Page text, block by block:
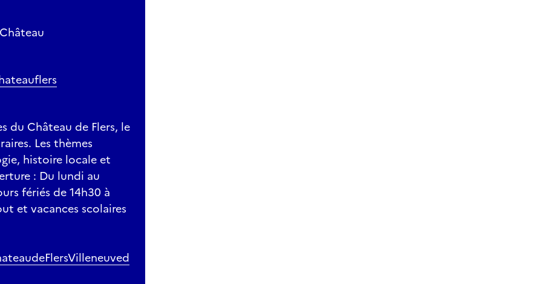
du Château de Flers, le
Les thèmes
histoire locale et
: Du lundi au
fériés de 14h30 à
et vacances scolaires